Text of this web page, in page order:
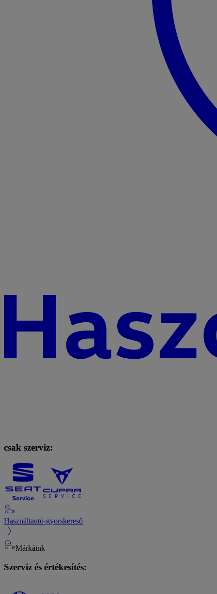
csak szerviz:
Használtautó-gyorskereső
Márkáink
Szerviz és értékesítés: